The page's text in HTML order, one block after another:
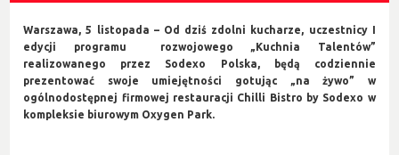
Warszawa, 5 listopada – Od dziś zdolni kucharze, uczestnicy I
edycji programu rozwojowego „Kuchnia Talentów”
realizowanego przez Sodexo Polska, będą codziennie
prezentować swoje umiejętności gotując „na żywo” w
ogólnodostępnej firmowej restauracji Chilli Bistro by Sodexo w
kompleksie biurowym Oxygen Park.